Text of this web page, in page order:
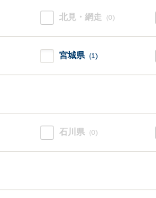
北見・網走 (0)
宮城県 (1)
石川県 (0)